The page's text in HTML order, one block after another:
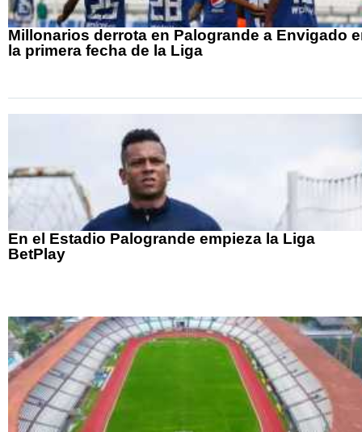
Millonarios derrota en Palogrande a Envigado
la primera fecha de la Liga
En el Estadio Palogrande empieza la Liga
BetPlay